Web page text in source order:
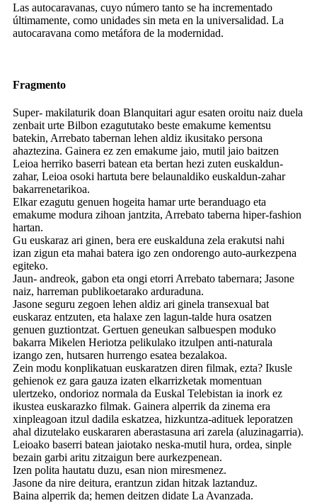
Las autocaravanas, cuyo número tanto se ha incrementado
últimamente, como unidades sin meta en la universalidad. La
autocaravana como metáfora de la modernidad.
Fragmento
Super- makilaturik doan Blanquitari agur esaten oroitu naiz duela
zenbait urte Bilbon ezagututako beste emakume kementsu
batekin, Arrebato tabernan lehen aldiz ikusitako persona
ahaztezina. Gainera ez zen emakume jaio, mutil jaio baitzen
Leioa herriko baserri batean eta bertan hezi zuten euskaldun-
zahar, Leioa osoki hartuta bere belaunaldiko euskaldun-zahar
bakarrenetarikoa.
Elkar ezagutu genuen hogeita hamar urte beranduago eta
emakume modura zihoan jantzita, Arrebato taberna hiper-fashion
hartan.
Gu euskaraz ari ginen, bera ere euskalduna zela erakutsi nahi
izan zigun eta mahai batera igo zen ondorengo auto-aurkezpena
egiteko.
Jaun- andreok, gabon eta ongi etorri Arrebato tabernara; Jasone
naiz, harreman publikoetarako arduraduna.
Jasone seguru zegoen lehen aldiz ari ginela transexual bat
euskaraz entzuten, eta halaxe zen lagun-talde hura osatzen
genuen guztiontzat. Gertuen geneukan salbuespen moduko
bakarra Mikelen Heriotza pelikulako itzulpen anti-naturala
izango zen, hutsaren hurrengo esatea bezalakoa.
Zein modu konplikatuan euskaratzen diren filmak, ezta? Ikusle
gehienok ez gara gauza izaten elkarrizketak momentuan
ulertzeko, ondorioz normala da Euskal Telebistan ia inork ez
ikustea euskarazko filmak. Gainera alperrik da zinema era
xinpleagoan itzul dadila eskatzea, hizkuntza-adituek leporatzen
ahal dizutelako euskararen aberastasuna ari zarela (aluzinagarria).
Leioako baserri batean jaiotako neska-mutil hura, ordea, sinple
bezain garbi aritu zitzaigun bere aurkezpenean.
Izen polita hautatu duzu, esan nion miresmenez.
Jasone da nire deitura, erantzun zidan hitzak laztanduz.
Baina alperrik da; hemen deitzen didate La Avanzada.